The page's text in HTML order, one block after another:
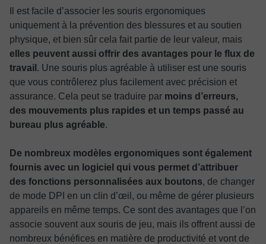
Il est facile d’associer les souris ergonomiques
uniquement à la prévention des blessures et au soutien
physique, et bien sûr cela fait partie de leur valeur, mais
elles peuvent aussi offrir des avantages pour le flux de
travail . Une souris plus agréable à utiliser est une souris
que vous contrôlerez plus facilement avec précision et
assurance. Cela peut se traduire par moins d’erreurs,
des mouvements plus rapides et un temps passé au
bureau plus agréable.
De nombreux modèles ergonomiques sont également
fournis avec un logiciel qui vous permet d’attribuer
des fonctions personnalisées aux boutons, de changer
de mode DPI en un clin d’œil, ou même de gérer plusieurs
appareils en même temps. Ce sont des avantages que l’on
associe souvent aux souris de jeu, mais ils offrent aussi de
nombreux bénéfices en matière de productivité et vont de